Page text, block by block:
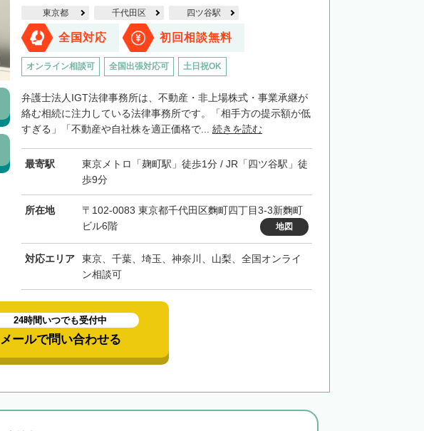
東京都 千代田区 四ツ谷駅
全国対応 初回相談無料
オンライン相談可 全国出張対応可 土日祝OK
弁護士法人IGT法律事務所は、不動産・非上場株式・事業承継が
絡む相続に注力している法律事務所です。「相手方の提示額が低
すぎる」「不動産や自社株を適正価格で... 続きを読む
最寄駅
東京メトロ「麹町駅」徒歩1分 / JR「四ツ谷駅」徒
歩9分
所在地
〒102-0083 東京都千代田区麴町四丁目3-3新麴町
ビル6階
地図
対応エリア
東京、千葉、埼玉、神奈川、山梨、全国オンライ
ン相談可
24時間いつでも受付中
メールで問い合わせる